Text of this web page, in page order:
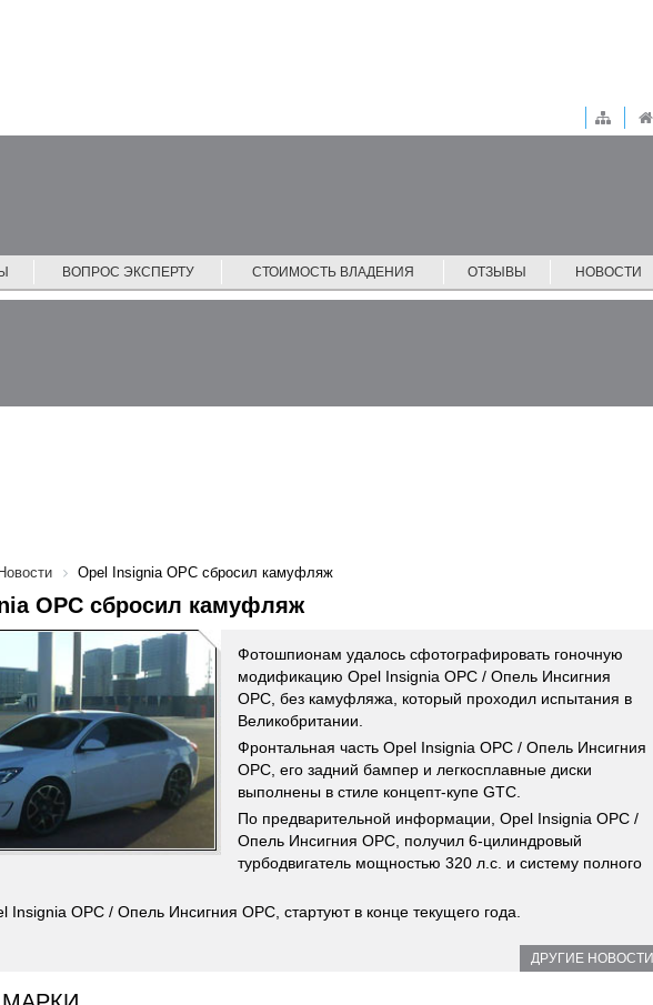
ВОПРОС ЭКСПЕРТУ СТОИМОСТЬ ВЛАДЕНИЯ ОТЗЫВЫ НОВОСТИ
Новости Opel Insignia OPC сбросил камуфляж
OPC сбросил камуфляж
Фотошпионам удалось сфотографировать гоночную
модификацию Opel Insignia OPC / Опель Инсигния
OPC, без камуфляжа, который проходил испытания в
Великобритании.
Фронтальная часть Opel Insignia OPC / Опель Инсигния
OPC, его задний бампер и легкосплавные диски
выполнены в стиле концепт-купе GTC.
По предварительной информации, Opel Insignia OPC /
Опель Инсигния OPC, получил 6-цилиндровый
турбодвигатель мощностью 320 л.с. и систему полного
Insignia OPC / Опель Инсигния OPC, стартуют в конце текущего года.
ДРУГИЕ НОВОСТИ